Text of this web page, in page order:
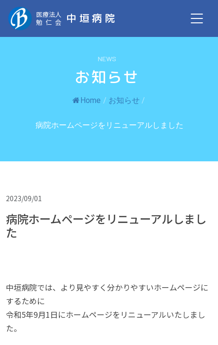
医療法人
勉仁会 中垣病院
NEWS
お知らせ
Home / お知らせ /
病院ホームページをリニューアルしました
2023/09/01
病院ホームページをリニューアルしまし
た
中垣病院では、より見やすく分かりやすいホームページに
するために
令和5年9月1日にホームページをリニューアルいたしまし
た。